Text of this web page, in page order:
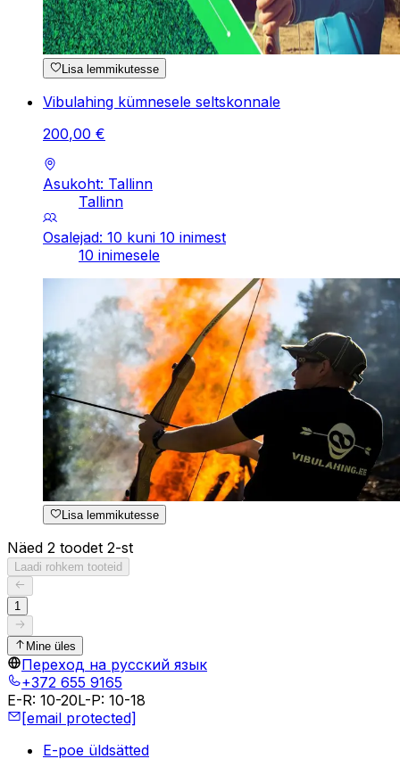
Lisa lemmikutesse
Vibulahing kümnesele seltskonnale
200,00 €
Asukoht: Tallinn
Tallinn
Osalejad: 10 kuni 10 inimest
10 inimesele
Lisa lemmikutesse
Näed 2 toodet 2-st
Laadi rohkem tooteid
1
Mine üles
Переход на русский язык
+372 655 9165
E-R: 10-20L-P: 10-18
[email protected]
E-poe üldsätted